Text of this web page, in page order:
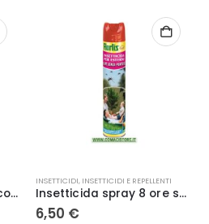
Insetticida spray 8 ore senza punture flortis 750 ml – Flortis
INSETTICIDI, INSETTICIDI E REPELLENTI
Citronella in terracotta candle
2,50 €